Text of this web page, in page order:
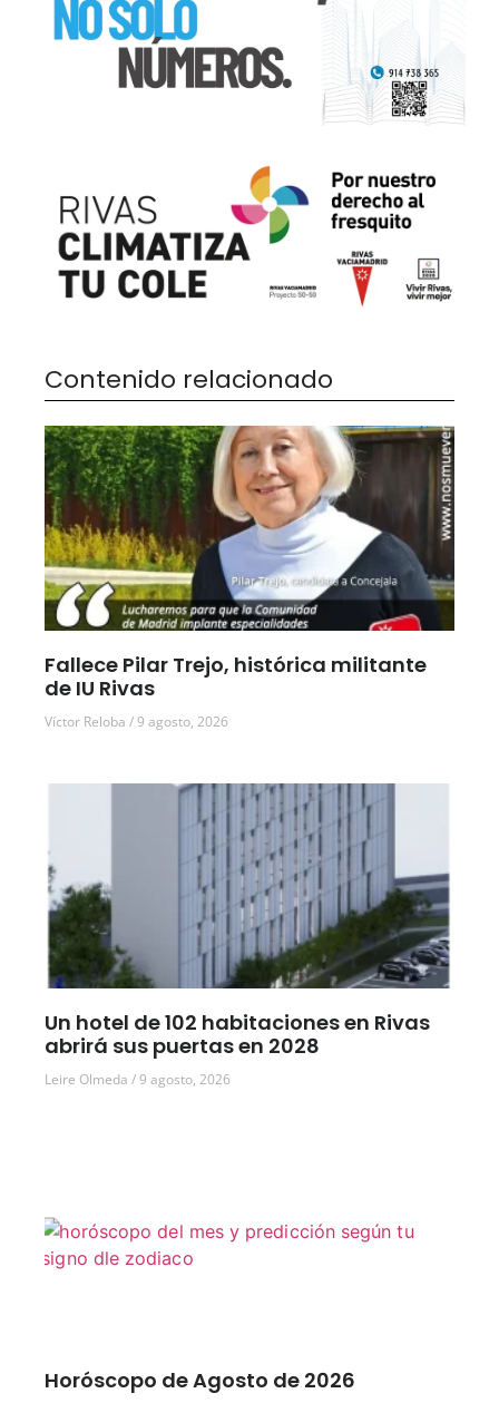
Contenido relacionado
Fallece Pilar Trejo, histórica militante
de IU Rivas
Víctor Reloba 9 agosto, 2026
Un hotel de 102 habitaciones en Rivas
abrirá sus puertas en 2028
Leire Olmeda 9 agosto, 2026
Horóscopo de Agosto de 2026